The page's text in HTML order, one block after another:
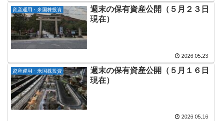
資産運用・米国株投資
週末の保有資産公開（５月２３日
現在）
2026.05.23
資産運用・米国株投資
週末の保有資産公開（５月１６日
現在）
2026.05.16